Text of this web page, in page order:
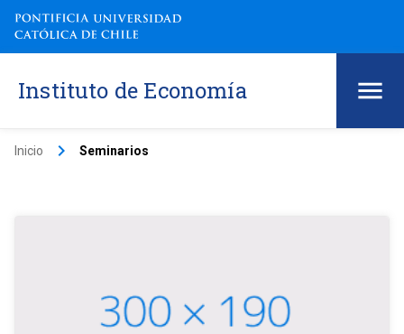
Instituto de Economía
Inicio keyboard_arrow_right Seminarios